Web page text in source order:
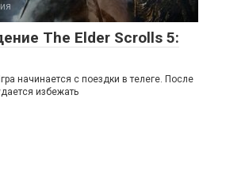
The Elder Scrolls 5:
начинается с поездки в телеге. После
избежать